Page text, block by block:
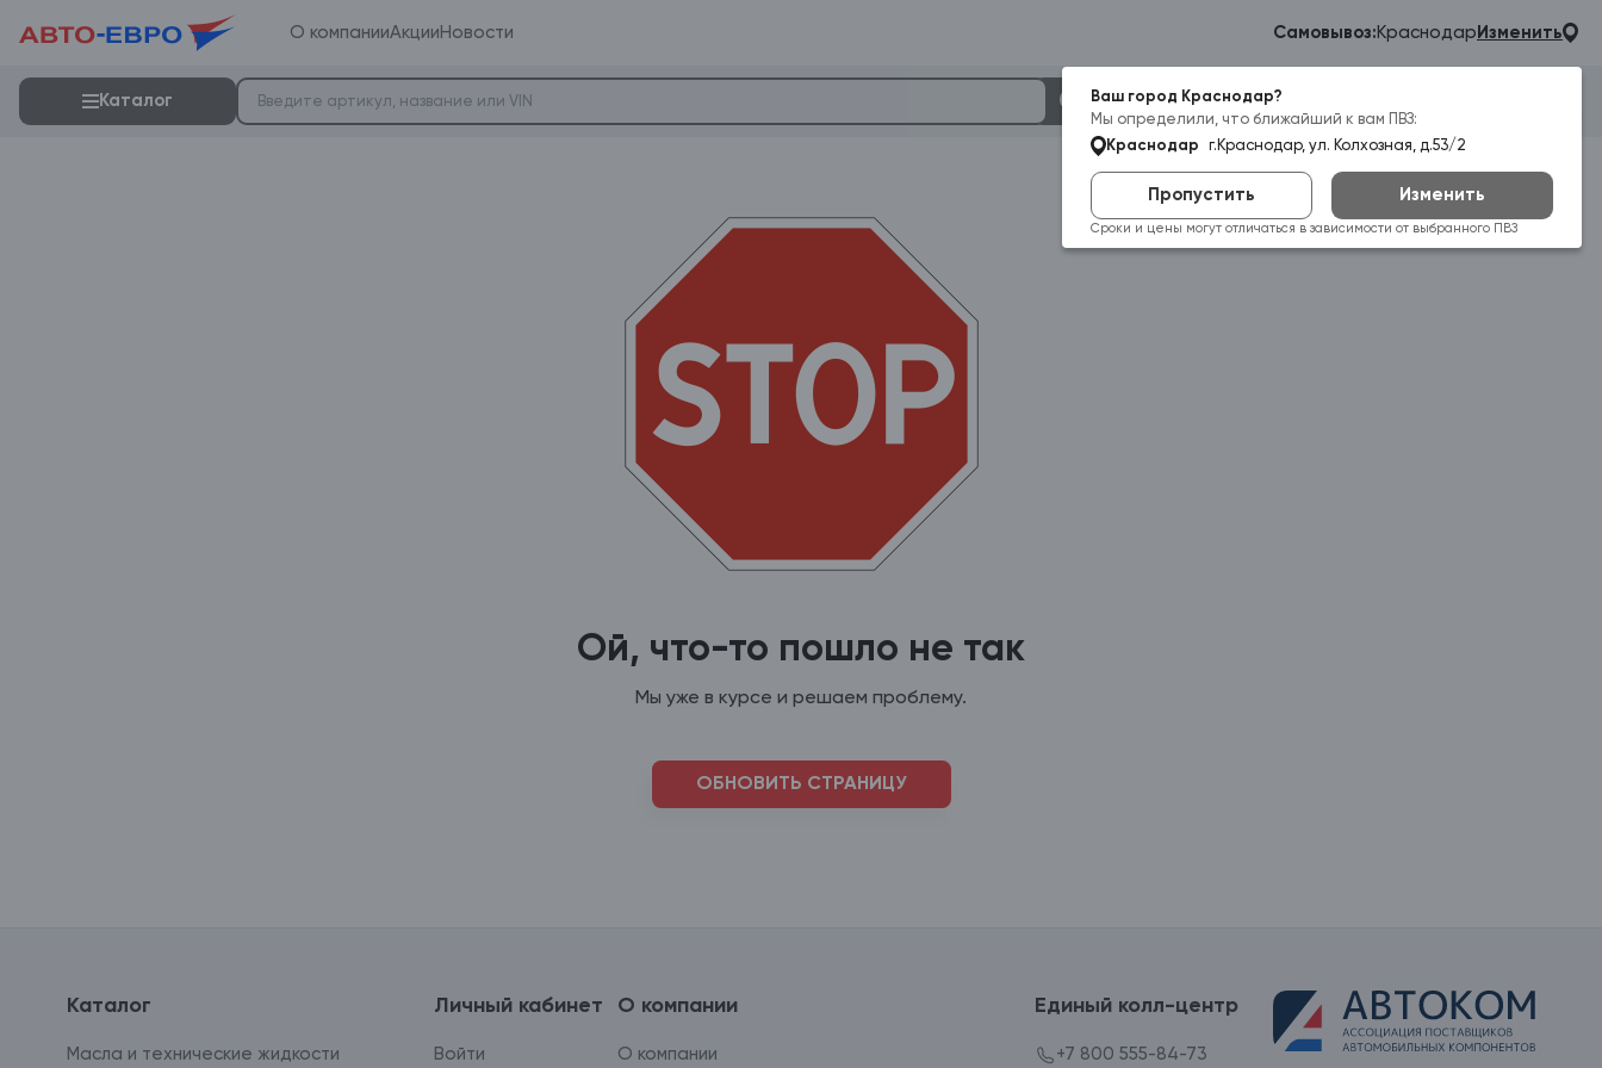
О компанииАкции Новости Самовывоз: Краснодар Изменить
Ваш город Краснодар?
Мы определили, что ближайший к вам ПВЗ:
Краснодар
г.Краснодар, ул. Колхозная, д.53/2
Пропустить Изменить
Сроки и цены могут отличаться в зависимости от выбранного ПВЗ
Каталог
Гараж
Ой, что-то пошло не так
Мы уже в курсе и решаем проблему.
ОБНОВИТЬ СТРАНИЦУ
Каталог
Масла и технические жидкости
Личный кабинет
Войти
О компании
О компании
Единый колл-центр
+7 800 555-84-73